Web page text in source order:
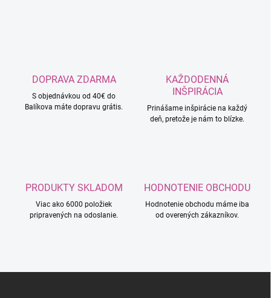
DOPRAVA ZDARMA
S objednávkou od 40€ do
Balíkova máte dopravu grátis.
KAŽDODENNÁ
INŠPIRÁCIA
Prinášame inšpirácie na každý
deň, pretože je nám to blízke.
PRODUKTY SKLADOM
Viac ako 6000 položiek
pripravených na odoslanie.
HODNOTENIE OBCHODU
Hodnotenie obchodu máme iba
od overených zákazníkov.